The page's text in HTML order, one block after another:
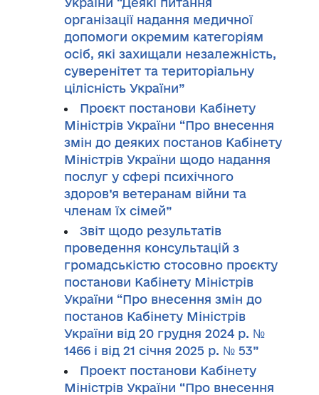
організації надання медичної
допомоги окремим категоріям
осіб, які захищали незалежність,
суверенітет та територіальну
цілісність України”
Проєкт постанови Кабінету
Міністрів України “Про внесення
змін до деяких постанов Кабінету
Міністрів України щодо надання
послуг у сфері психічного
здоров’я ветеранам війни та
членам їх сімей”
Звіт щодо результатів
проведення консультацій з
громадськістю стосовно проєкту
постанови Кабінету Міністрів
України “Про внесення змін до
постанов Кабінету Міністрів
України від 20 грудня 2024 р. №
1466 і від 21 січня 2025 р. № 53”
Проект постанови Кабінету
Міністрів України “Про внесення